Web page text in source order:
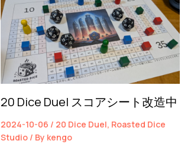
20 Dice Duel スコアシート改造中
2024-10-06 / 20 Dice Duel, Roasted Dice
Studio / By kengo